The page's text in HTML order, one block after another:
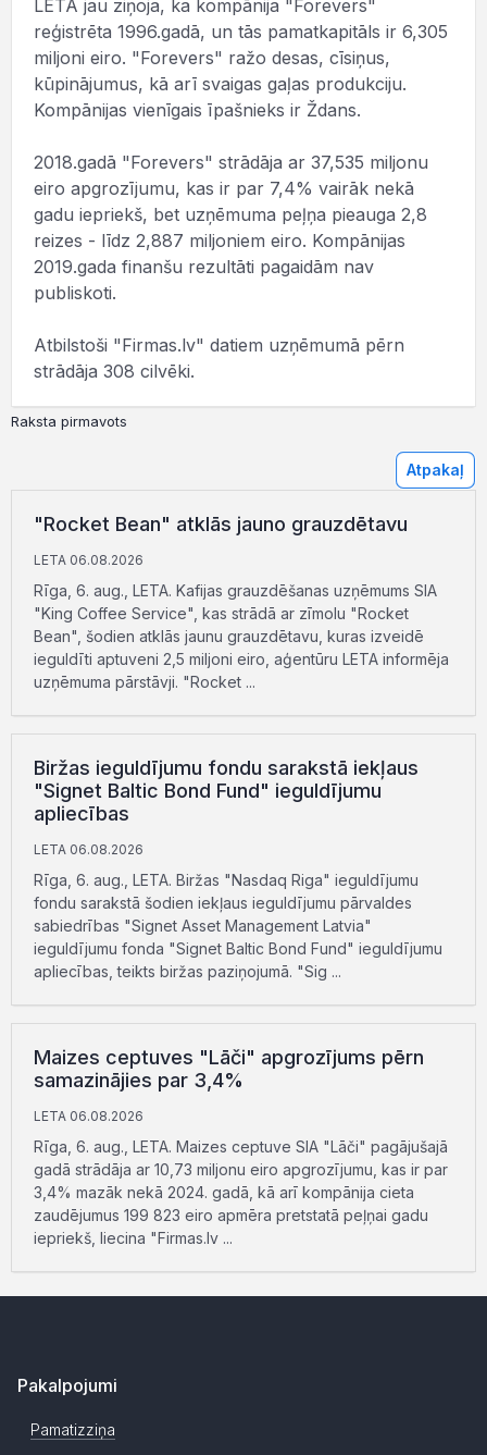
LETA jau ziņoja, ka kompānija "Forevers"
reģistrēta 1996.gadā, un tās pamatkapitāls ir 6,305
miljoni eiro. "Forevers" ražo desas, cīsiņus,
kūpinājumus, kā arī svaigas gaļas produkciju.
Kompānijas vienīgais īpašnieks ir Ždans.
2018.gadā "Forevers" strādāja ar 37,535 miljonu
eiro apgrozījumu, kas ir par 7,4% vairāk nekā
gadu iepriekš, bet uzņēmuma peļņa pieauga 2,8
reizes - līdz 2,887 miljoniem eiro. Kompānijas
2019.gada finanšu rezultāti pagaidām nav
publiskoti.
Atbilstoši "Firmas.lv" datiem uzņēmumā pērn
strādāja 308 cilvēki.
Raksta pirmavots
Atpakaļ
"Rocket Bean" atklās jauno grauzdētavu
LETA 06.08.2026
Rīga, 6. aug., LETA. Kafijas grauzdēšanas uzņēmums SIA
"King Coffee Service", kas strādā ar zīmolu "Rocket
Bean", šodien atklās jaunu grauzdētavu, kuras izveidē
ieguldīti aptuveni 2,5 miljoni eiro, aģentūru LETA informēja
uzņēmuma pārstāvji. "Rocket ...
Biržas ieguldījumu fondu sarakstā iekļaus
"Signet Baltic Bond Fund" ieguldījumu
apliecības
LETA 06.08.2026
Rīga, 6. aug., LETA. Biržas "Nasdaq Riga" ieguldījumu
fondu sarakstā šodien iekļaus ieguldījumu pārvaldes
sabiedrības "Signet Asset Management Latvia"
ieguldījumu fonda "Signet Baltic Bond Fund" ieguldījumu
apliecības, teikts biržas paziņojumā. "Sig ...
Maizes ceptuves "Lāči" apgrozījums pērn
samazinājies par 3,4%
LETA 06.08.2026
Rīga, 6. aug., LETA. Maizes ceptuve SIA "Lāči" pagājušajā
gadā strādāja ar 10,73 miljonu eiro apgrozījumu, kas ir par
3,4% mazāk nekā 2024. gadā, kā arī kompānija cieta
zaudējumus 199 823 eiro apmēra pretstatā peļņai gadu
iepriekš, liecina "Firmas.lv ...
Pakalpojumi
Pamatizziņa